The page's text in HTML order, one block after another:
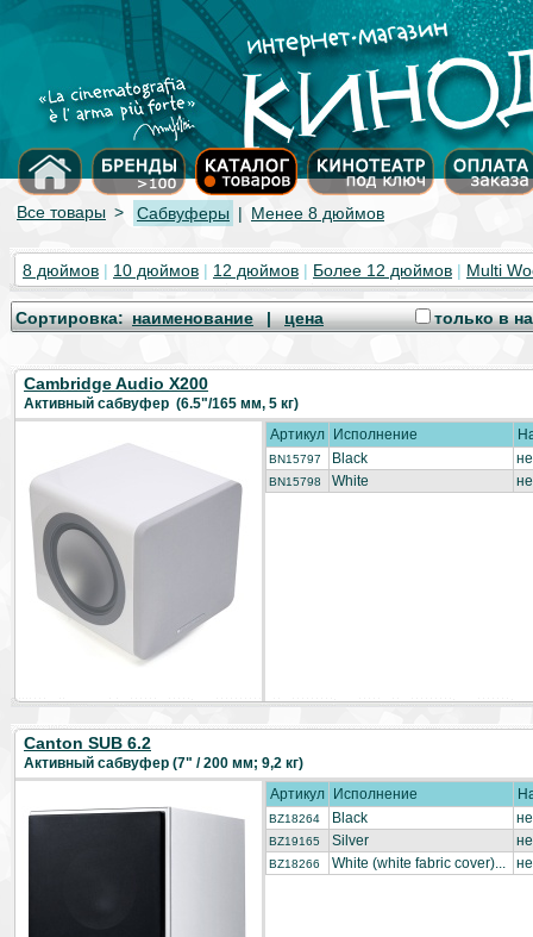
Все товары > Сабвуферы | Менее 8 дюймов
8 дюймов | 10 дюймов | 12 дюймов | Более 12 дюймов | Multi
Cортировка:наименование|цена только в
Cambridge Audio X200
Активный сабвуфер (6.5"/165 мм, 5 кг)
Артикул
Исполнение
BN15797 Black
BN15798 White
Canton SUB 6.2
Активный сабвуфер (7" / 200 мм; 9,2 кг)
Артикул
Исполнение
BZ18264 Black
BZ19165 Silver
BZ18266 White (white fabric cover)...